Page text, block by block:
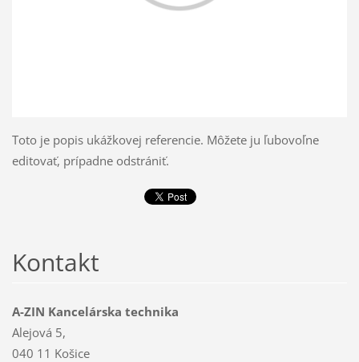
Toto je popis ukážkovej referencie. Môžete ju ľubovoľne
editovať, prípadne odstrániť.
Kontakt
A-ZIN Kancelárska technika
Alejová 5,
040 11 Košice